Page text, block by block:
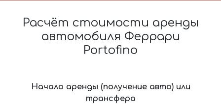
Расчёт стоимости аренды
автомобиля Феррари
Portofino
Начало аренды (получение авто) или
трансфера